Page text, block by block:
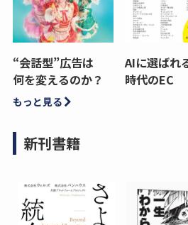
“会話型”広告は
何を変えるのか？
AIに選ばれ
時代のEC
もっと見る
新刊書籍